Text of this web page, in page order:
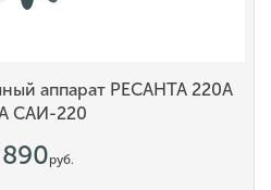
аппарат РЕСАНТА 220А
САИ-220
руб.